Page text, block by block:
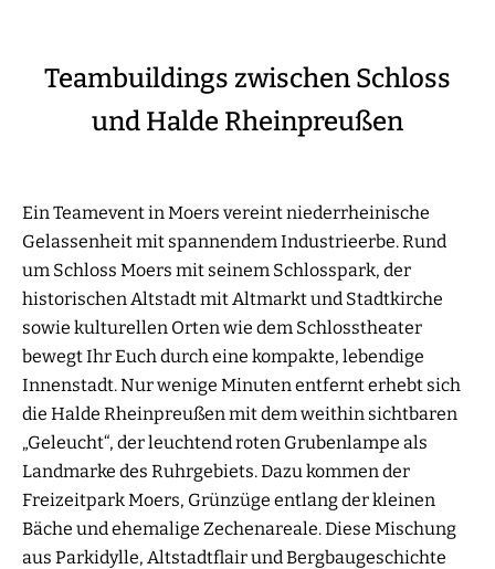
Teambuildings zwischen Schloss
und Halde Rheinpreußen
Ein Teamevent in Moers vereint niederrheinische
Gelassenheit mit spannendem Industrieerbe. Rund
um Schloss Moers mit seinem Schlosspark, der
historischen Altstadt mit Altmarkt und Stadtkirche
sowie kulturellen Orten wie dem Schlosstheater
bewegt Ihr Euch durch eine kompakte, lebendige
Innenstadt. Nur wenige Minuten entfernt erhebt sich
die Halde Rheinpreußen mit dem weithin sichtbaren
„Geleucht“, der leuchtend roten Grubenlampe als
Landmarke des Ruhrgebiets. Dazu kommen der
Freizeitpark Moers, Grünzüge entlang der kleinen
Bäche und ehemalige Zechenareale. Diese Mischung
aus Parkidylle, Altstadtflair und Bergbaugeschichte